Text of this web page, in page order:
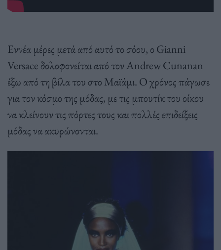
Εννέα μέρες μετά από αυτό το σόου, ο Gianni
Versace δολοφονείται από τον Andrew Cunanan
έξω από τη βίλα του στο Μαϊάμι. Ο χρόνος πάγωσε
για τον κόσμο της μόδας, με τις μπουτίκ του οίκου
να κλείνουν τις πόρτες τους και πολλές επιδείξεις
μόδας να ακυρώνονται.